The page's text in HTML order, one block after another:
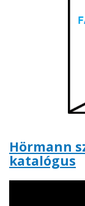
Hörmann
katalógus